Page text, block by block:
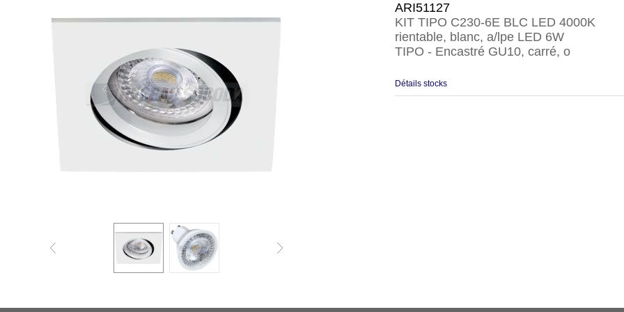
ARI51127
KIT TIPO C230-6E BLC LED 4000K
rientable, blanc, a/lpe LED 6W
TIPO - Encastré GU10, carré, o
Détails stocks